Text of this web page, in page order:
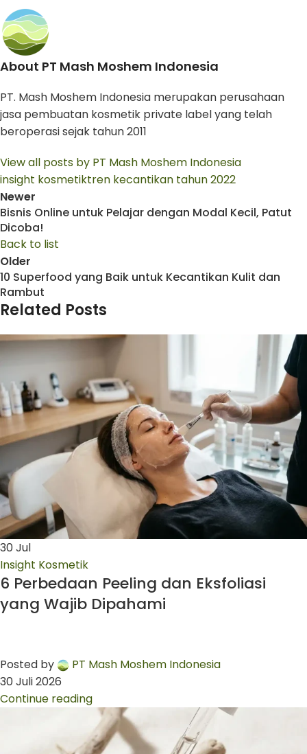
About PT Mash Moshem Indonesia
PT. Mash Moshem Indonesia merupakan perusahaan
jasa pembuatan kosmetik private label yang telah
beroperasi sejak tahun 2011
View all posts by PT Mash Moshem Indonesia
insight kosmetiktren kecantikan tahun 2022
Newer
Bisnis Online untuk Pelajar dengan Modal Kecil, Patut
Dicoba!
Back to list
Older
10 Superfood yang Baik untuk Kecantikan Kulit dan
Rambut
Related Posts
30Jul
Insight Kosmetik
6 Perbedaan Peeling dan Eksfoliasi
yang Wajib Dipahami
Posted by
PT Mash Moshem Indonesia
30 Juli 2026
Continue reading